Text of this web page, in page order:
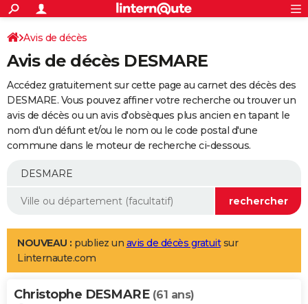
ACTUALITÉS
Politique
Société
Faits Divers
Education
Monde
Villes
+
SPORT
Coupe du monde 2026
Football
Tennis
Cyclisme
Rugby
Forum
Programme TV
TNT
Streaming
Cinéma
Sorties cinéma
Musique
+
FINANCE
Retraite
Epargne
Immobilier
Risques naturels par ville
Banque
Assurance
AUTO
Essais
Réserver un essai
Citadines
Berlines
SUV
Forum auto
+
Mobiles
Meilleur smartphone
Internet
Ordinateurs
Jeux vidéo
Guide high-tech
Aménagement intérieur
LIFESTYLE
Art de vivre
Bien-être
Loisirs
Mode
Modes de vie
Alimentation
Guide de la santé
Maladies
Médicaments
Sommeil
VOYAGE
Avis de décès
Avis de décès DESMARE
Accédez gratuitement sur cette page au carnet des décès des
DESMARE. Vous pouvez affiner votre recherche ou trouver un
avis de décès ou un avis d'obsèques plus ancien en tapant le
nom d'un défunt et/ou le nom ou le code postal d'une
commune dans le moteur de recherche ci-dessous.
NOUVEAU : publiez un avis de décès gratuitsur
Linternaute.com
Christophe DESMARE (61 ans)